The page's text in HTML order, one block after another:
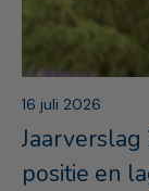
16 juli 2026
positie en